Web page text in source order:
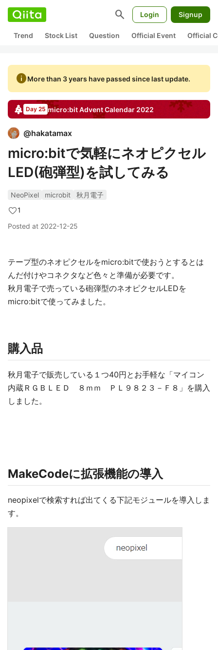
search Login Signup
Trend Stock List Question Official Event Official
infoMore than 3 years have passed since last update.
Day 25 micro:bitAdvent Calendar 2022
@hakatamax
micro:bitで気軽にネオピクセル
LED(砲弾型)を試してみる
NeoPixel microbit
秋月電子
1
Posted at 2022-12-25
テープ型のネオピクセルをmicro:bitで使おうとするとは
んだ付けやコネクタなど色々と準備が必要です。
秋月電子で売っている砲弾型のネオピクセルLEDを
micro:bitで使ってみました。
購入品
秋月電子で販売している１つ40円とお手軽な「マイコン
内蔵ＲＧＢＬＥＤ ８ｍｍ ＰＬ９８２３－Ｆ８」を購入
しました。
MakeCodeに拡張機能の導入
neopixelで検索すれば出てくる下記モジュールを導入しま
す。